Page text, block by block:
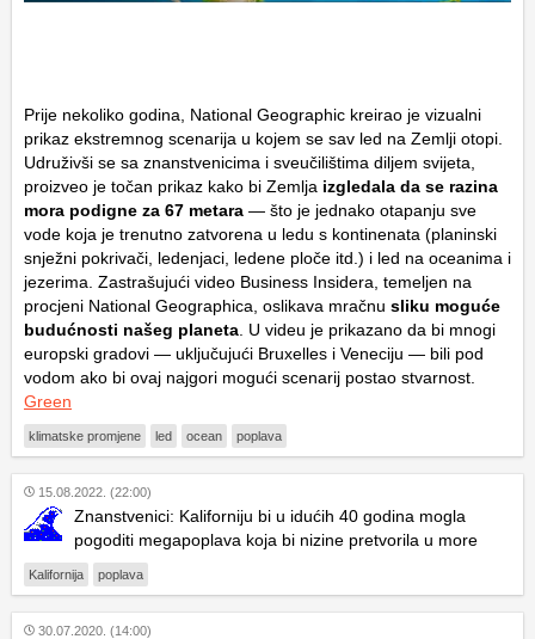
Prije nekoliko godina, National Geographic kreirao je vizualni
prikaz ekstremnog scenarija u kojem se sav led na Zemlji otopi.
Udruživši se sa znanstvenicima i sveučilištima diljem svijeta,
proizveo je točan prikaz kako bi Zemlja izgledala da se razina
mora podigne za 67 metara — što je jednako otapanju sve
vode koja je trenutno zatvorena u ledu s kontinenata (planinski
snježni pokrivači, ledenjaci, ledene ploče itd.) i led na oceanima i
jezerima. Zastrašujući video Business Insidera, temeljen na
procjeni National Geographica, oslikava mračnu sliku moguće
budućnosti našeg planeta . U videu je prikazano da bi mnogi
europski gradovi — uključujući Bruxelles i Veneciju — bili pod
vodom ako bi ovaj najgori mogući scenarij postao stvarnost.
Green
klimatske promjene led ocean poplava
15.08.2022. (22:00)
Znanstvenici: Kaliforniju bi u idućih 40 godina mogla
pogoditi megapoplava koja bi nizine pretvorila u more
Kalifornija poplava
30.07.2020. (14:00)